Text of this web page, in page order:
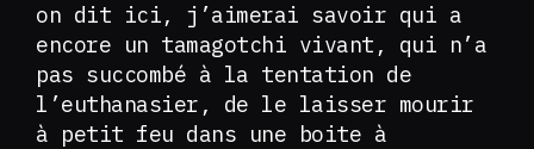
on dit ici, j’aimerai savoir qui a
encore un tamagotchi vivant, qui n’a
pas succombé à la tentation de
l’euthanasier, de le laisser mourir
à petit feu dans une boite à